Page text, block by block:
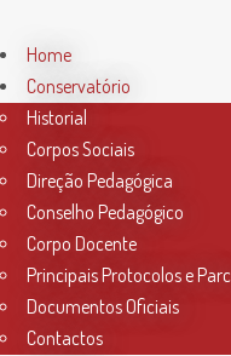
30 Jan
de
Home
Conservatório
Historial
Corpos Sociais
Direção Pedagógica
Conselho Pedagógico
Corpo Docente
Principais Protocolos e
Documentos Oficiais
Contactos